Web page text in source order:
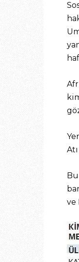
ve